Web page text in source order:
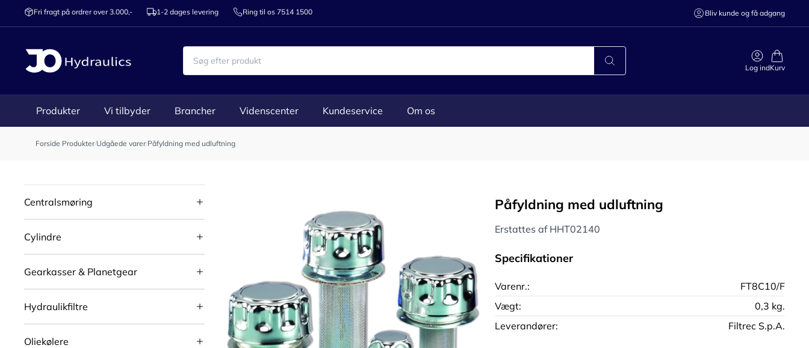
Fri fragt på ordrer over 3.000,- 1-2 dages levering Ring til os 7514 1500 Bliv kunde og få adgang
Log indKurv
Produkter Vi tilbyder Brancher Videnscenter Kundeservice Om os
Forside/Produkter/Udgåede varer/Påfyldning med udluftning
Centralsmøring
Cylindre
Gearkasser & Planetgear
Hydraulikfiltre
Oliekølere
Påfyldning med udluftning
Erstattes af HHT02140
Specifikationer
Varenr.:
FT8C10/F
Vægt:
0,3 kg.
Leverandører:
Filtrec S.p.A.